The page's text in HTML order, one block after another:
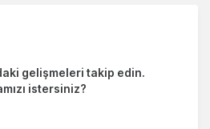
gelişmeleri takip edin.
istersiniz?